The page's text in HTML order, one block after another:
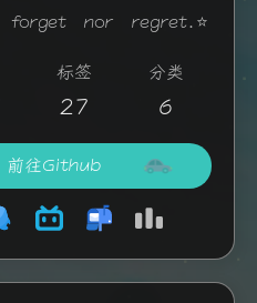
forget nor regret.⭐
标签
27
分类
6
前往Github